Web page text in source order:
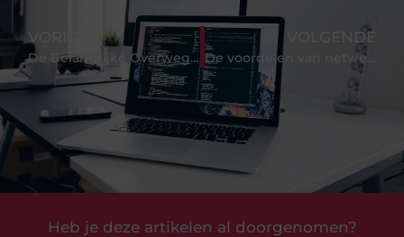
Heb je deze artikelen al doorgenomen?
De Belangrijke Overwegingen bij het Kopen van een Advocaatstoga
VOLGENDE